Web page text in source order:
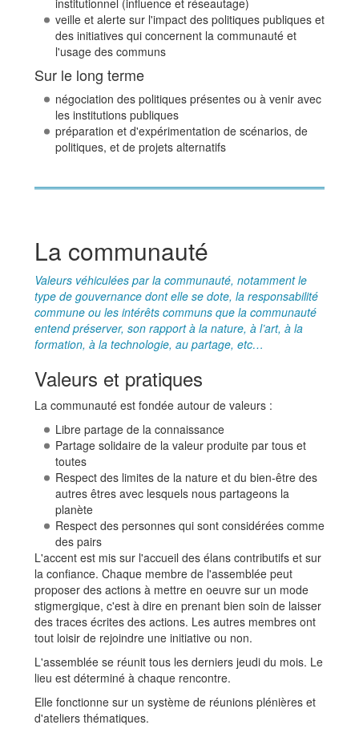
institutionnel (influence et réseautage)
veille et alerte sur l'impact des politiques publiques et
des initiatives qui concernent la communauté et
l'usage des communs
Sur le long terme
négociation des politiques présentes ou à venir avec
les institutions publiques
préparation et d'expérimentation de scénarios, de
politiques, et de projets alternatifs
La communauté
Valeurs véhiculées par la communauté, notamment le
type de gouvernance dont elle se dote, la responsabilité
commune ou les intérêts communs que la communauté
entend préserver, son rapport à la nature, à l’art, à la
formation, à la technologie, au partage, etc…
Valeurs et pratiques
La communauté est fondée autour de valeurs :
Libre partage de la connaissance
Partage solidaire de la valeur produite par tous et
toutes
Respect des limites de la nature et du bien-être des
autres êtres avec lesquels nous partageons la
planète
Respect des personnes qui sont considérées comme
des pairs
L'accent est mis sur l'accueil des élans contributifs et sur
la confiance. Chaque membre de l'assemblée peut
proposer des actions à mettre en oeuvre sur un mode
stigmergique, c'est à dire en prenant bien soin de laisser
des traces écrites des actions. Les autres membres ont
tout loisir de rejoindre une initiative ou non.
L'assemblée se réunit tous les derniers jeudi du mois. Le
lieu est déterminé à chaque rencontre.
Elle fonctionne sur un système de réunions plénières et
d'ateliers thématiques.